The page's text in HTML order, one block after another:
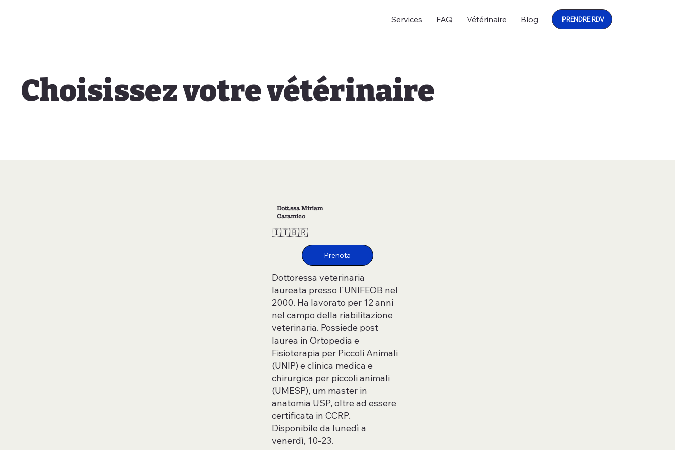
Services FAQ Vétérinaire Blog PRENDRE RDV
Dott.ssa Miriam
Caramico
🇮🇹🇧🇷
Dottoressa veterinaria
laureata presso l'UNIFEOB nel
2000. Ha lavorato per 12 anni
nel campo della riabilitazione
veterinaria. Possiede post
laurea in Ortopedia e
Fisioterapia per Piccoli Animali
(UNIP) e clinica medica e
chirurgica per piccoli animali
(UMESP), um master in
anatomia USP, oltre ad essere
certificata in CCRP.
Disponibile da lunedì a
venerdì, 10-23.
Choisissez votre vétérinaire